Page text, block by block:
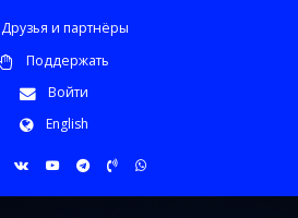
Друзья и партнёры
Поддержать
Войти
English